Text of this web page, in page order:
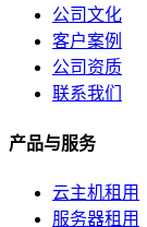
公司文化
客户案例
公司资质
联系我们
产品与服务
云主机租用
服务器租用